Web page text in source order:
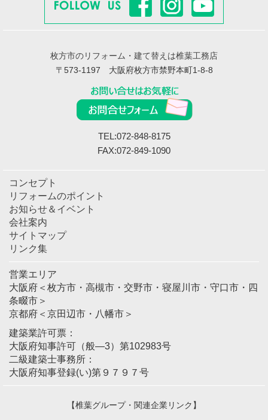
枚方市のリフォーム・建て替えは椎葉工務店
〒573-1197 大阪府枚方市禁野本町1-8-8
TEL:072-848-8175
FAX:072-849-1090
コンセプト
リフォームのポイント
お知らせ＆イベント
会社案内
サイトマップ
リンク集
営業エリア
大阪府＜枚方市・高槻市・交野市・寝屋川市・守口市・四
条畷市＞
京都府＜京田辺市・八幡市＞
建築業許可票：
大阪府知事許可（般―3）第102983号
二級建築士事務所：
大阪府知事登録(い)第９７９７号
【椎葉グループ・関連企業リンク】